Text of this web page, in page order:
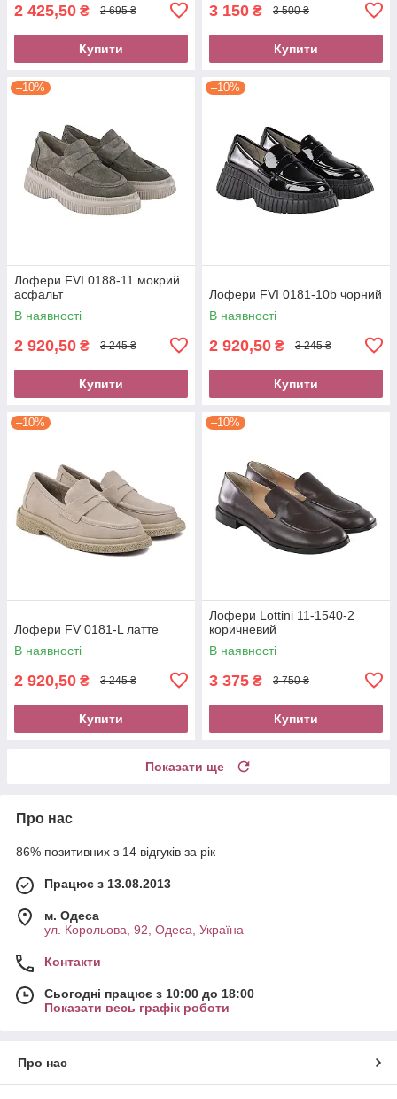
2 425,50 ₴ 2 695 ₴
Купити
3 150 ₴ 3 500 ₴
Купити
–10%
Лофери FVI 0188-11 мокрий
асфальт
В наявності
2 920,50 ₴ 3 245 ₴
Купити
–10%
Лофери FVI 0181-10b чорний
В наявності
2 920,50 ₴ 3 245 ₴
Купити
–10%
Лофери FV 0181-L латте
В наявності
2 920,50 ₴ 3 245 ₴
Купити
–10%
Лофери Lottini 11-1540-2
коричневий
В наявності
3 375 ₴ 3 750 ₴
Купити
Показати ще
Про нас
86% позитивних з 14 відгуків за рік
Працює з 13.08.2013
м. Одеса
ул. Корольова, 92, Одеса, Україна
Контакти
Сьогодні працює з 10:00 до 18:00
Показати весь графік роботи
Про нас